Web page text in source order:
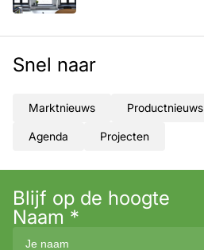
Snel naar
Marktnieuws Productnieuws
Agenda Projecten
Blijf op de hoogte
Naam *